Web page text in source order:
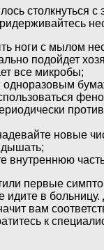
столкнуться с
ноги с мылом
подойдет
все микробы;
одноразовым
новые
внутреннюю
первые
идите в
вам
к